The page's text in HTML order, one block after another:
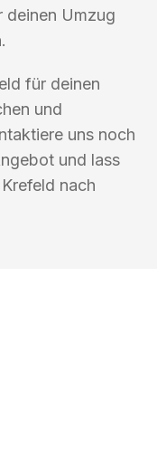
deinen Umzug
für deinen
und
uns noch
und lass
nach